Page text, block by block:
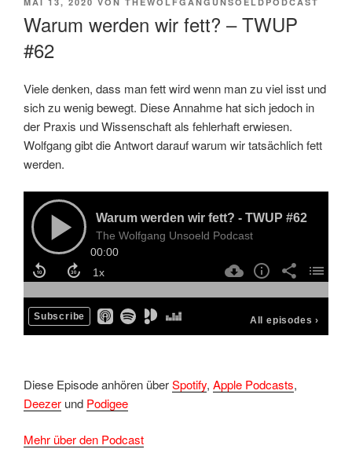
AM
Warum werden wir fett? – TWUP
#62
Viele denken, dass man fett wird wenn man zu viel isst und
sich zu wenig bewegt. Diese Annahme hat sich jedoch in
der Praxis und Wissenschaft als fehlerhaft erwiesen.
Wolfgang gibt die Antwort darauf warum wir tatsächlich fett
werden.
Diese Episode anhören überSpotify, Apple Podcasts,
Deezer und Podigee
Mehr über den Podcast